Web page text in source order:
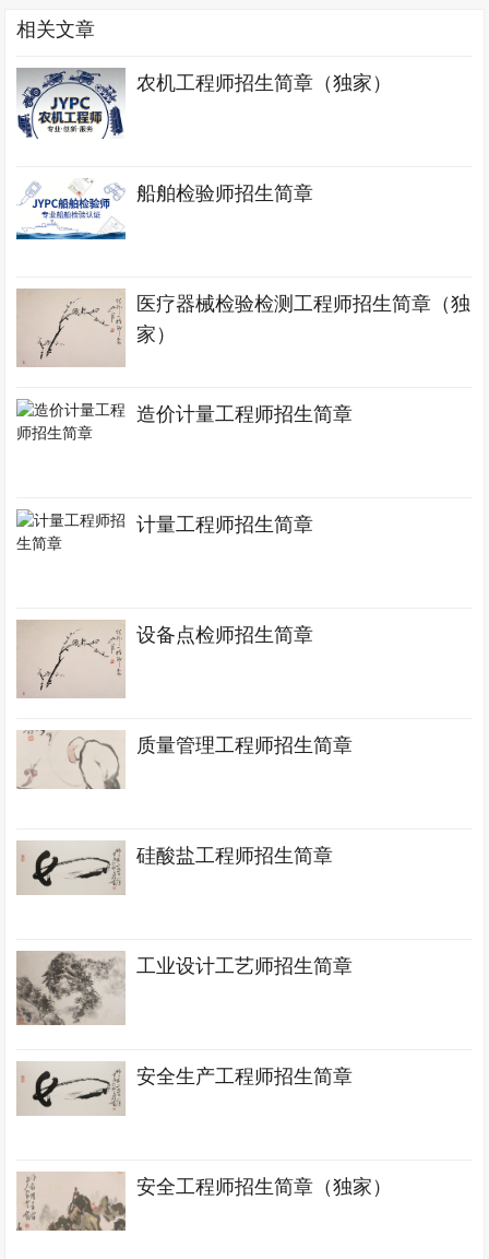
相关文章
农机工程师招生简章（独家）
船舶检验师招生简章
医疗器械检验检测工程师招生简章（独
家）
造价计量工程师招生简章
计量工程师招生简章
设备点检师招生简章
质量管理工程师招生简章
硅酸盐工程师招生简章
工业设计工艺师招生简章
安全生产工程师招生简章
安全工程师招生简章（独家）